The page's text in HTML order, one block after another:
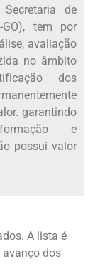
de
tem por
avaliação
no âmbito
dos
garantindo
e
possui valor
A lista é
dos